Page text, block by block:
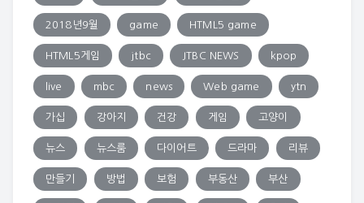
2018년9월 game HTML5 game
HTML5게임 jtbc JTBC NEWS kpop
live mbc news Web game ytn
가십 강아지 건강 게임 고양이
뉴스 뉴스룸 다이어트 드라마 리뷰
만들기 방법 보험 부동산 부산